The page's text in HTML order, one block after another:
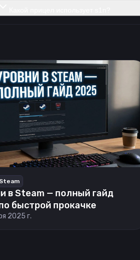
в Steam — полный гайд
быстрой прокачке
2025 г.